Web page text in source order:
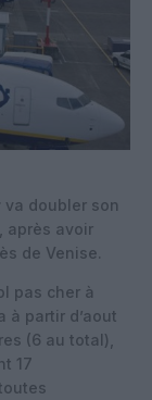
va doubler son
, après avoir
de Venise.
pas cher à
à partir d’aout
(6 au total),
17